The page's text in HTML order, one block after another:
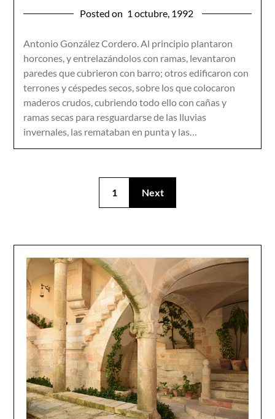
Posted on 1 octubre, 1992
Antonio González Cordero. Al principio plantaron
horcones, y entrelazándolos con ramas, levantaron
paredes que cubrieron con barro; otros edificaron con
terrones y céspedes secos, sobre los que colocaron
maderos crudos, cubriendo todo ello con cañas y
ramas secas para resguardarse de las lluvias
invernales, las remataban en punta y las…
1 Next